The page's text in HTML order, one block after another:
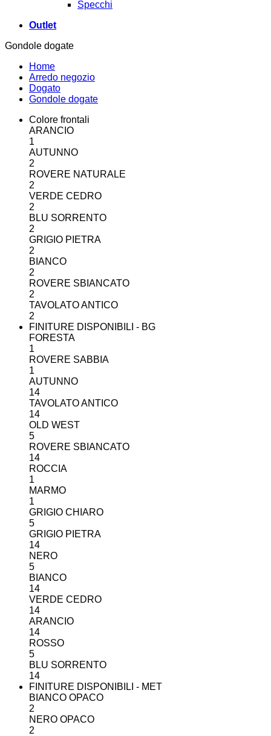
Specchi
Outlet
Gondole dogate
Home
Arredo negozio
Dogato
Gondole dogate
Colore frontali
ARANCIO
1
AUTUNNO
2
ROVERE NATURALE
2
VERDE CEDRO
2
BLU SORRENTO
2
GRIGIO PIETRA
2
BIANCO
2
ROVERE SBIANCATO
2
TAVOLATO ANTICO
2
FINITURE DISPONIBILI - BG
FORESTA
1
ROVERE SABBIA
1
AUTUNNO
14
TAVOLATO ANTICO
14
OLD WEST
5
ROVERE SBIANCATO
14
ROCCIA
1
MARMO
1
GRIGIO CHIARO
5
GRIGIO PIETRA
14
NERO
5
BIANCO
14
VERDE CEDRO
14
ARANCIO
14
ROSSO
5
BLU SORRENTO
14
FINITURE DISPONIBILI - MET
BIANCO OPACO
2
NERO OPACO
2